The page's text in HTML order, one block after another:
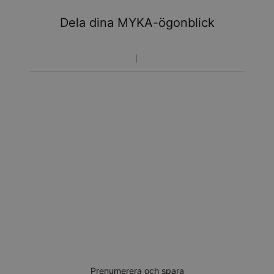
Dela dina MYKA-ögonblick
Prenumerera och spara